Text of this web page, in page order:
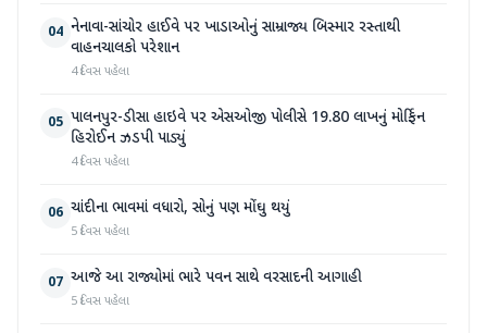
04 નેનાવા-સાંચોર હાઈવે પર ખાડાઓનું સામ્રાજ્ય બિસ્માર રસ્તાથી
વાહનચાલકો પરેશાન
4 દિવસ પહેલા
05 પાલનપુર-ડીસા હાઇવે પર એસઓજી પોલીસે 19.80 લાખનું મોર્ફિન
હિરોઈન ઝડપી પાડ્યું
4 દિવસ પહેલા
06 ચાંદીના ભાવમાં વધારો, સોનું પણ મોંઘુ થયું
5 દિવસ પહેલા
07 આજે આ રાજ્યોમાં ભારે પવન સાથે વરસાદની આગાહી
5 દિવસ પહેલા